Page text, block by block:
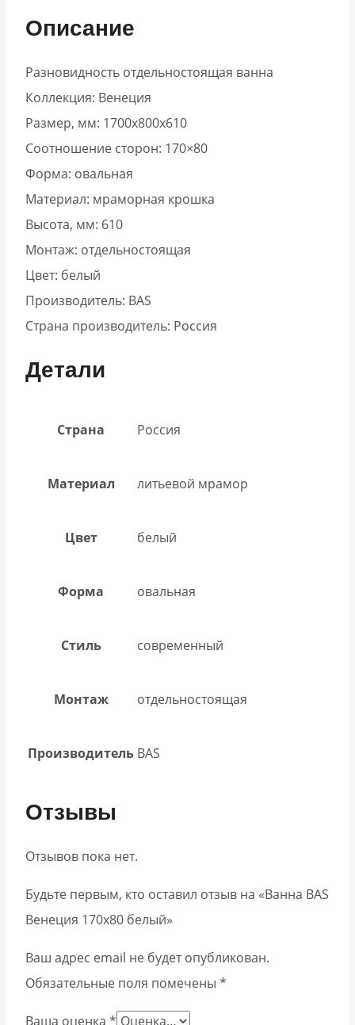
Описание
Разновидность отдельностоящая ванна
Коллекция: Венеция
Размер, мм: 1700x800x610
Соотношение сторон: 170×80
Форма: овальная
Материал: мраморная крошка
Высота, мм: 610
Монтаж: отдельностоящая
Цвет: белый
Производитель: BAS
Страна производитель: Россия
Детали
Страна Россия
Материал литьевой мрамор
Цвет белый
Форма овальная
Стиль современный
Монтаж отдельностоящая
Производитель BAS
Отзывы
Отзывов пока нет.
Будьте первым, кто оставил отзыв на «Ванна BAS
Венеция 170х80 белый»
Ваш адрес email не будет опубликован.
Обязательные поля помечены *
Ваша оценка *